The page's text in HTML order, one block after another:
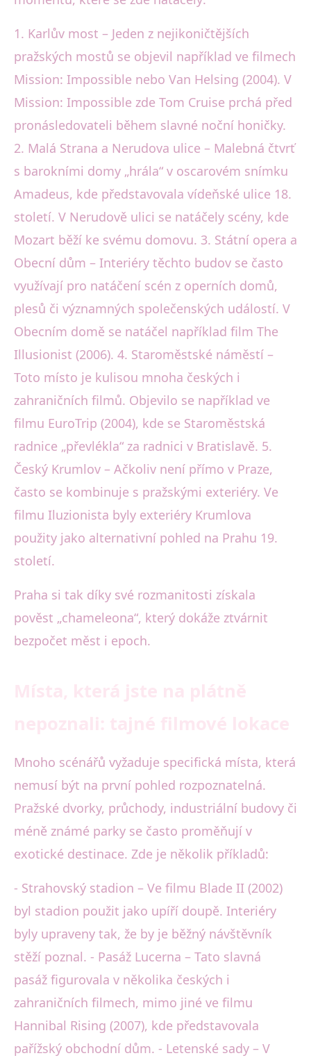
1. Karlův most – Jeden z nejikoničtějších
pražských mostů se objevil například ve filmech
Mission: Impossible nebo Van Helsing (2004). V
Mission: Impossible zde Tom Cruise prchá před
pronásledovateli během slavné noční honičky.
2. Malá Strana a Nerudova ulice – Malebná čtvrť
s barokními domy „hrála“ v oscarovém snímku
Amadeus, kde představovala vídeňské ulice 18.
století. V Nerudově ulici se natáčely scény, kde
Mozart běží ke svému domovu. 3. Státní opera a
Obecní dům – Interiéry těchto budov se často
využívají pro natáčení scén z operních domů,
plesů či významných společenských událostí. V
Obecním domě se natáčel například film The
Illusionist (2006). 4. Staroměstské náměstí –
Toto místo je kulisou mnoha českých i
zahraničních filmů. Objevilo se například ve
filmu EuroTrip (2004), kde se Staroměstská
radnice „převlékla“ za radnici v Bratislavě. 5.
Český Krumlov – Ačkoliv není přímo v Praze,
často se kombinuje s pražskými exteriéry. Ve
filmu Iluzionista byly exteriéry Krumlova
použity jako alternativní pohled na Prahu 19.
století.
Praha si tak díky své rozmanitosti získala
pověst „chameleona“, který dokáže ztvárnit
bezpočet měst i epoch.
Mnoho scénářů vyžaduje specifická místa, která
nemusí být na první pohled rozpoznatelná.
Pražské dvorky, průchody, industriální budovy či
méně známé parky se často proměňují v
exotické destinace. Zde je několik příkladů:
- Strahovský stadion – Ve filmu Blade II (2002)
byl stadion použit jako upíří doupě. Interiéry
byly upraveny tak, že by je běžný návštěvník
stěží poznal. - Pasáž Lucerna – Tato slavná
pasáž figurovala v několika českých i
zahraničních filmech, mimo jiné ve filmu
Hannibal Rising (2007), kde představovala
pařížský obchodní dům. - Letenské sady – V